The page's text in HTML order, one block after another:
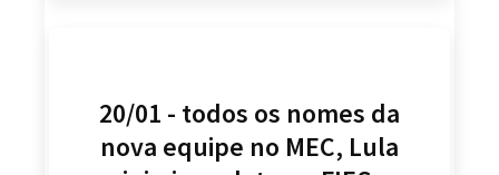
20/01 - todos os nomes da
nova equipe no MEC, Lula